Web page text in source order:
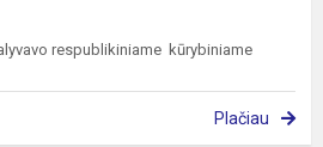
respublikiniame kūrybiniame
Plačiau